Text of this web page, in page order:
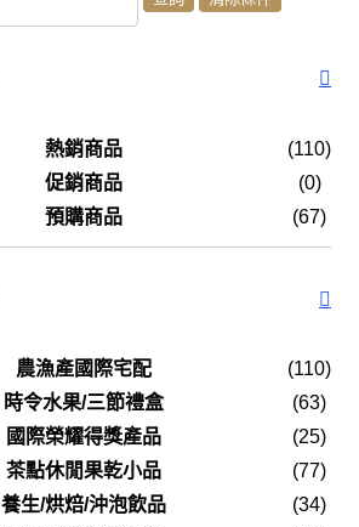
熱銷商品
(110)
促銷商品
(0)
預購商品
(67)
農漁產國際宅配
(110)
時令水果/三節禮盒
(63)
國際榮耀得獎產品
(25)
茶點休閒果乾小品
(77)
養生/烘焙/沖泡飲品
(34)